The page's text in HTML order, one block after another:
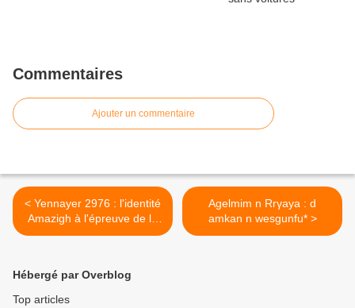
Commentaires
Ajouter un commentaire
< Yennayer 2976 : l'identité
Amazigh à l'épreuve de la
modernité
Agelmim n Rrγaya : d
amkan n wesgunfu* >
Hébergé par Overblog
Top articles